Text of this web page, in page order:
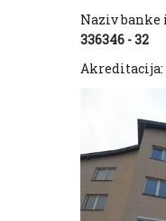
Naziv banke
336346 - 32
Akreditacija: